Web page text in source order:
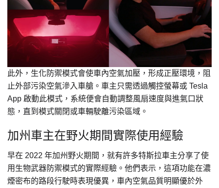
此外，生化防禦模式會使車內空氣加壓，形成正壓環境，阻
止外部污染空氣滲入車艙。車主只需透過觸控螢幕或 Tesla
App 啟動此模式，系統便會自動調整風扇速度與進氣口狀
態，直到模式關閉或車輛駛離污染區域。
加州車主在野火期間實際使用經驗
早在 2022 年加州野火期間，就有許多特斯拉車主分享了使
用生物武器防禦模式的實際經驗。他們表示，這項功能在濃
煙密布的路段行駛時表現優異，車內空氣品質明顯優於外